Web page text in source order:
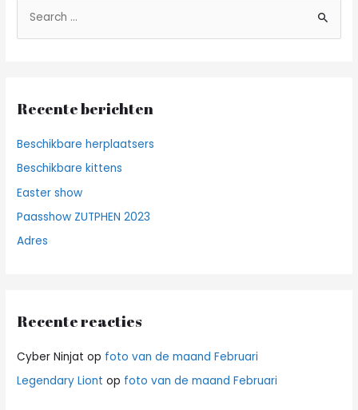
a
Recente berichten
Beschikbare herplaatsers
Beschikbare kittens
Easter show
Paasshow ZUTPHEN 2023
Adres
Recente reacties
Cyber Ninjat op foto van de maand Februari
Legendary Liont op foto van de maand Februari